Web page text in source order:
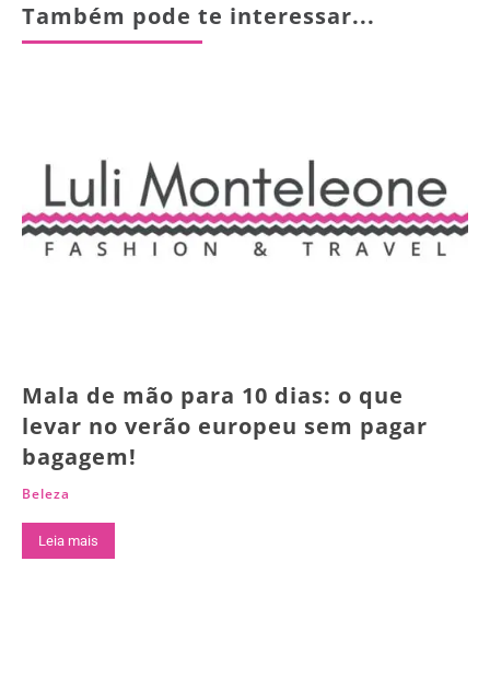
Também pode te interessar...
Mala de mão para 10 dias: o que
levar no verão europeu sem pagar
bagagem!
Beleza
Leia mais